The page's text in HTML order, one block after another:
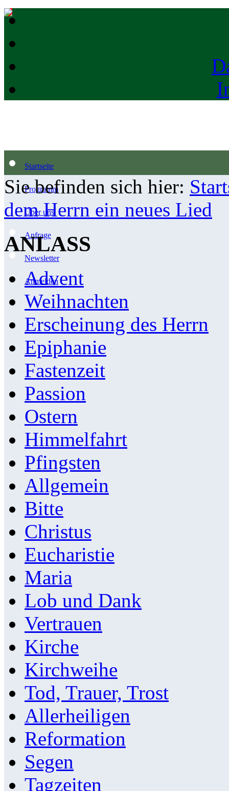
Startseite
Programm
Über uns
Anfrage
Newsletter
Anmelden
Sie befinden sich hier:
dem Herrn ein neues Lied
ANLASS
Advent
Weihnachten
Erscheinung des Herrn
Epiphanie
Fastenzeit
Passion
Ostern
Himmelfahrt
Pfingsten
Allgemein
Bitte
Christus
Eucharistie
Maria
Lob und Dank
Vertrauen
Kirche
Kirchweihe
Tod, Trauer, Trost
Allerheiligen
Reformation
Segen
Tagzeiten